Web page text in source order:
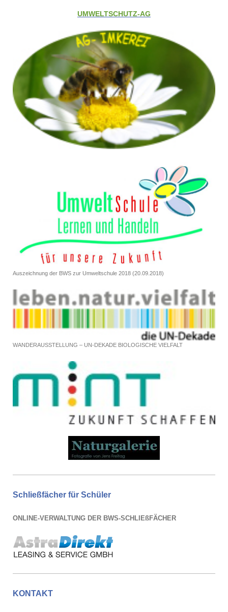
UMWELTSCHUTZ-AG
Auszeichnung der BWS zur Umweltschule 2018 (20.09.2018)
WANDERAUSSTELLUNG – UN-DEKADE BIOLOGISCHE VIELFALT
Schließfächer für Schüler
ONLINE-VERWALTUNG DER BWS-SCHLIEßFÄCHER
KONTAKT